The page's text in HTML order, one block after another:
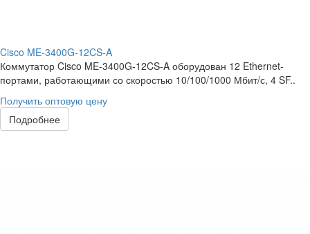
Cisco ME-3400G-12CS-A
Коммутатор Cisco ME-3400G-12CS-A оборудован 12 Ethernet-
портами, работающими со скоростью 10/100/1000 Мбит/с, 4 SF..
Получить оптовую цену
Подробнее